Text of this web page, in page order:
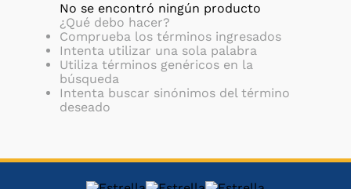
No se encontró ningún producto
¿Qué debo hacer?
Comprueba los términos ingresados
Intenta utilizar una sola palabra
Utiliza términos genéricos en la
búsqueda
Intenta buscar sinónimos del término
deseado